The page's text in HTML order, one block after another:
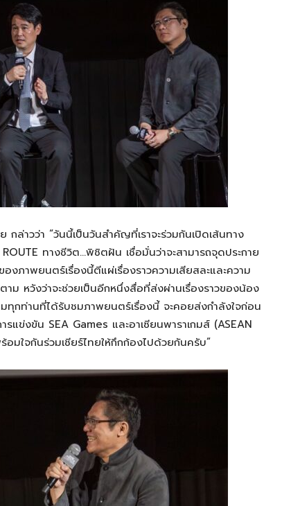
ล่าวว่า “วันนี้เป็นวันสำคัญที่เราจะร่วมกันเปิดเส้นทาง
ทางชีวิต…พิชิตฝัน เชื่อมั่นว่าจะสามารถจุดประกาย
งภาพยนตร์เรื่องนี้ตีแผ่เรื่องราวความเสียสละและความ
ม หวังว่าจะช่วยเป็นอีกหนึ่งสื่อที่ส่งผ่านเรื่องราวของน้อง
ทุกท่านที่ได้รับชมภาพยนตร์เรื่องนี้ จะคอยส่งกำลังใจก่อน
รแข่งขัน SEA Games และอาเซียนพาราเกมส์ (ASEAN
มใจกันร่วมเชียร์ไทยให้กึกก้องไปด้วยกันครับ”